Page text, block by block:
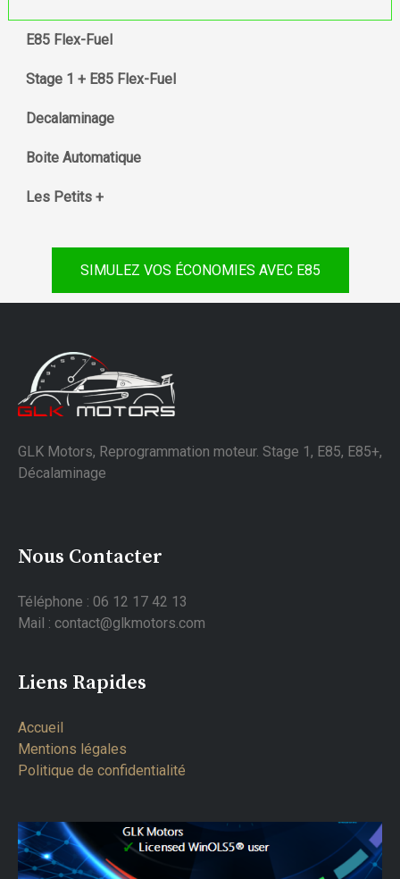
E85 Flex-Fuel
Stage 1 + E85 Flex-Fuel
Decalaminage
Boite Automatique
Les Petits +
SIMULEZ VOS ÉCONOMIES AVEC E85
GLK Motors, Reprogrammation moteur. Stage 1, E85, E85+,
Décalaminage
Nous Contacter
Téléphone : 06 12 17 42 13
Mail : contact@glkmotors.com
Liens Rapides
Accueil
Mentions légales
Politique de confidentialité